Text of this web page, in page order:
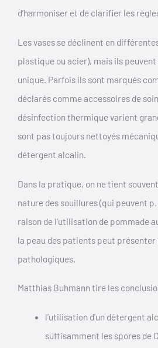
d’harmoniser et de clarifier les
Les vases se déclinent en
plastique ou acier), mais ils peuvent
unique. Parfois ils sont marqués
déclarés comme accessoires de
désinfection thermique varient
sont pas toujours nettoyés
détergent alcalin.
Dans la pratique, on ne tient
nature des souillures (qui peuvent
raison de l’utilisation de pommade
la peau des patients peut
pathologiques.
Matthias Buhmann tire les
l’utilisation d’un détergent
suffisamment les spores de